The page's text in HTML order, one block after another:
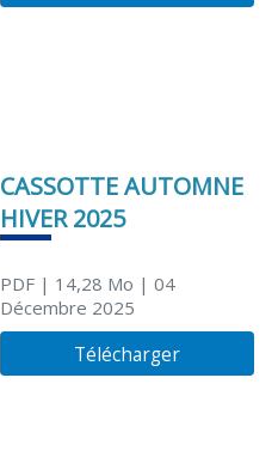
CASSOTTE AUTOMNE
HIVER 2025
PDF| 14,28 Mo | 04
Décembre 2025
Télécharger